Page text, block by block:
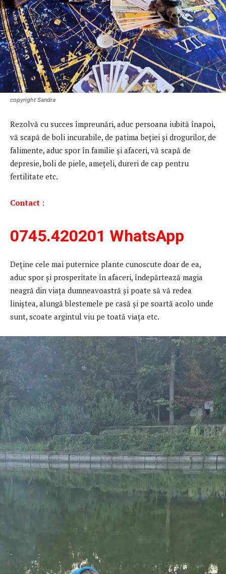
copyright Sandra
Rezolvă cu succes împreunări, aduc persoana iubită înapoi,
vă scapă de boli incurabile, de patima beţiei şi drogurilor, de
falimente, aduc spor în familie şi afaceri, vă scapă de
depresie, boli de piele, ameţeli, dureri de cap pentru
fertilitate etc.
Contact :
0745.420201 WhatsApp
Deține cele mai puternice plante cunoscute doar de ea,
aduc spor şi prosperitate în afaceri, îndepărtează magia
neagră din viaţa dumneavoastră şi poate să vă redea
liniştea, alungă blestemele pe casă şi pe soartă acolo unde
sunt, scoate argintul viu pe toată viaţa etc.